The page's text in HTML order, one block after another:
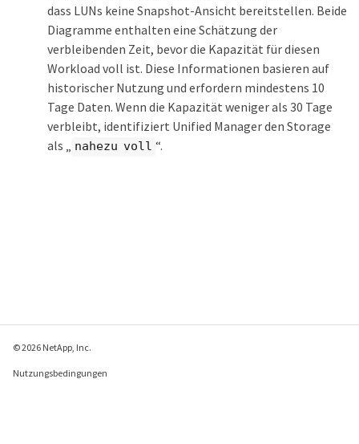
dass LUNs keine Snapshot-Ansicht bereitstellen. Beide
Diagramme enthalten eine Schätzung der
verbleibenden Zeit, bevor die Kapazität für diesen
Workload voll ist. Diese Informationen basieren auf
historischer Nutzung und erfordern mindestens 10
Tage Daten. Wenn die Kapazität weniger als 30 Tage
verbleibt, identifiziert Unified Manager den Storage
als „ nahezu voll “.
© 2026 NetApp, Inc.
Nutzungsbedingungen